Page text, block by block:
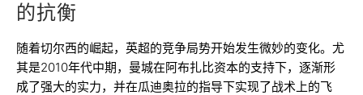
的抗衡
随着切尔西的崛起，英超的竞争局势开始发生微妙的变化。尤
其是2010年代中期，曼城在阿布扎比资本的支持下，逐渐形
成了强大的实力，并在瓜迪奥拉的指导下实现了战术上的飞